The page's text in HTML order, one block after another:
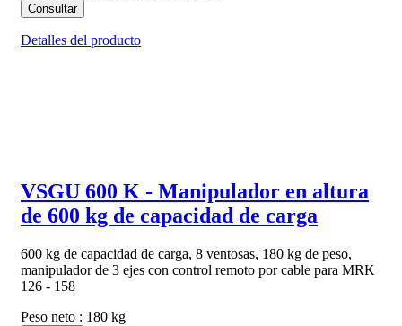
Consultar
Detalles del producto
VSGU 600 K - Manipulador en altura
de 600 kg de capacidad de carga
600 kg de capacidad de carga, 8 ventosas, 180 kg de peso,
manipulador de 3 ejes con control remoto por cable para MRK
126 - 158
Peso neto : 180 kg